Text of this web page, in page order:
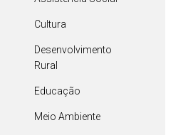
Cultura
Desenvolvimento
Rural
Educação
Meio Ambiente